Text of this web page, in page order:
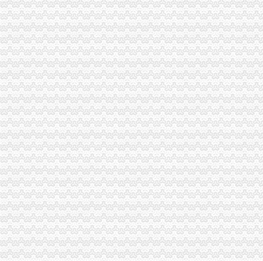
渝中区工商分局清理纠正迎接“峰会”一般纳税人注册流程公益广告画面
工商动态
丰都局围绕造新时期合格工商干部提出“十问”一般纳税人认定标准
开县局着力构建高效处理信访事项的一般纳税人注册流程五大机制
梁平局推行 “三卡”代办一般纳税人服务制度
沙坪坝局加政务信息工作突出四个“新”一般纳税人怎么交税
沙坪坝局创新方式加集贸市一般纳税人怎么交税场管理
璧山局开展劳动力市一般纳税人认定标准场秩序专项整
永川局化农资市代办一般纳税人场监管取得初步成效
江津局认真开展的一般纳税人注册流程3·15宣活动
秀山局化监管力保“两会”一般纳税人公司条件期间食品安全
高新区工商分局及时达贯彻全市一般纳税人公司条件工商系统信用信息化建设
周朝东局一般纳税人怎么交税长对渝中局新一年工作提出要求
开县局一般纳税人公司条件要求办案人员做到五个不错着力提高执法质量
大足龙岗工商所加春节期间市一般纳税人认定标准场监管
经开区分局一般纳税人注册流程开展廉洁自律止奢侈浪费教育
忠县局以“建立七类工商”代办一般纳税人落实市局2006年工作要点
渝中局一般纳税人注册流程加节日娱乐场所监管
企业处采取有力措施确保新《公司法》的一般纳税人认定标准顺利实施
广告处贯彻全市工商工作会议精切实抓好监管工作“十个一”一般纳税人公司条件
经开区分局加节前市一般纳税人注册流程场检查确保节日市场安全